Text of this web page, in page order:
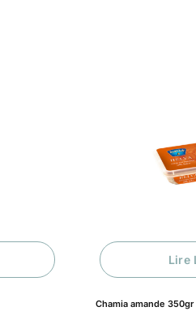
Chamia amande 350gr Le Moulin
Lire La Suite